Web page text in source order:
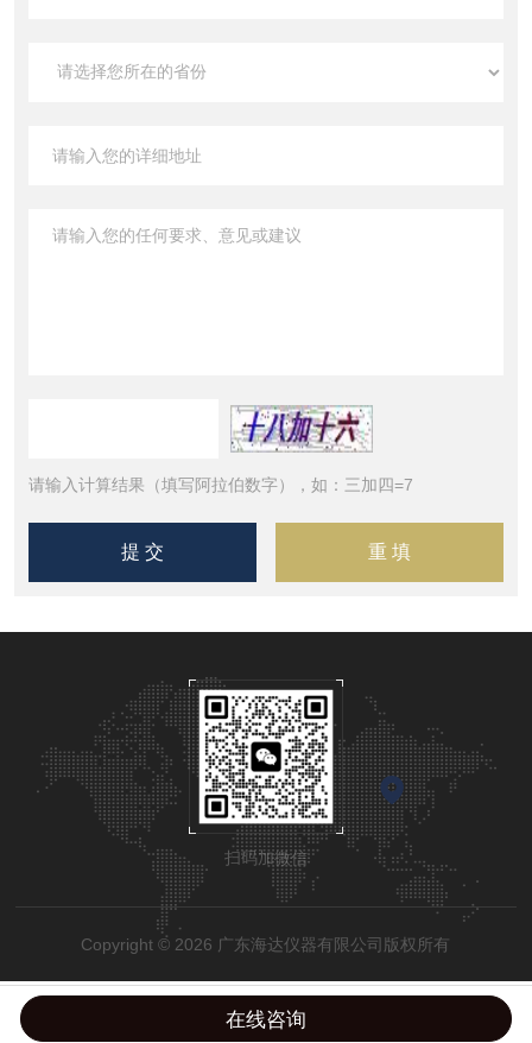
请输入计算结果（填写阿拉伯数字），如：三加四=7
扫码加微信
Copyright © 2026 广东海达仪器有限公司版权所有
粤公网安备44190002002798号
在线咨询